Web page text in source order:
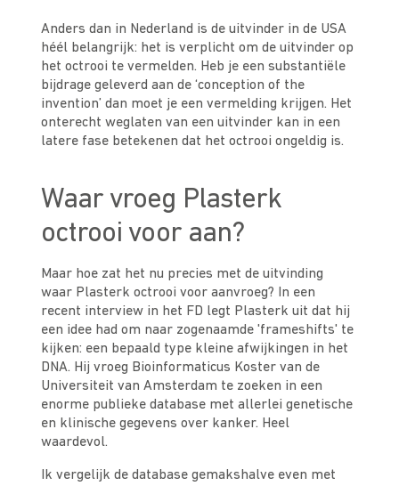
Anders dan in Nederland is de uitvinder in de USA
héél belangrijk: het is verplicht om de uitvinder op
het octrooi te vermelden. Heb je een substantiële
bijdrage geleverd aan de ‘conception of the
invention’ dan moet je een vermelding krijgen. Het
onterecht weglaten van een uitvinder kan in een
latere fase betekenen dat het octrooi ongeldig is.
Waar vroeg Plasterk
octrooi voor aan?
Maar hoe zat het nu precies met de uitvinding
waar Plasterk octrooi voor aanvroeg? In een
recent interview in het FD legt Plasterk uit dat hij
een idee had om naar zogenaamde 'frameshifts' te
kijken: een bepaald type kleine afwijkingen in het
DNA. Hij vroeg Bioinformaticus Koster van de
Universiteit van Amsterdam te zoeken in een
enorme publieke database met allerlei genetische
en klinische gegevens over kanker. Heel
waardevol.
Ik vergelijk de database gemakshalve even met